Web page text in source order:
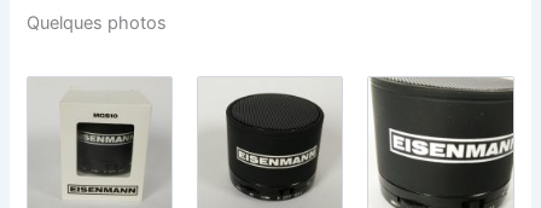
Quelques photos